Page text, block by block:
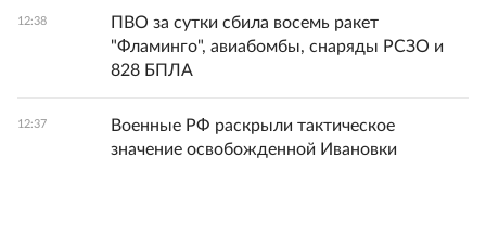
12:38
ПВО за сутки сбила восемь ракет
"Фламинго", авиабомбы, снаряды РСЗО и
828 БПЛА
12:37
Военные РФ раскрыли тактическое
значение освобожденной Ивановки